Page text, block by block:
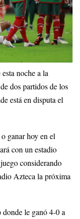
noche a la
dos partidos de los
está en disputa el
ganar hoy en el
con un estadio
considerando
Azteca la próxima
le ganó 4-0 a